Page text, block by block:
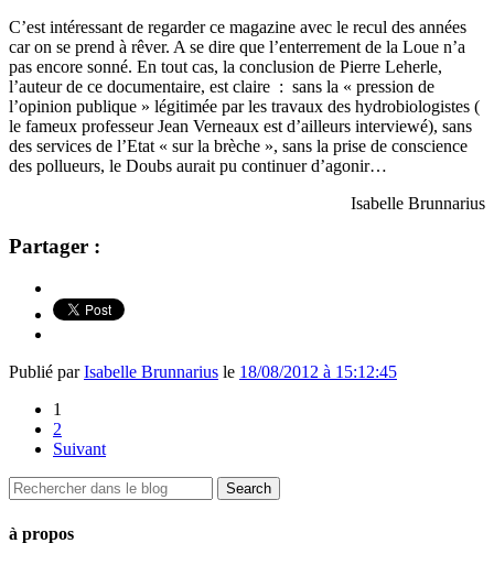
C’est intéressant de regarder ce magazine avec le recul des années
car on se prend à rêver. A se dire que l’enterrement de la Loue n’a
pas encore sonné. En tout cas, la conclusion de Pierre Leherle,
l’auteur de ce documentaire, est claire : sans la « pression de
l’opinion publique » légitimée par les travaux des hydrobiologistes (
le fameux professeur Jean Verneaux est d’ailleurs interviewé), sans
des services de l’Etat « sur la brèche », sans la prise de conscience
des pollueurs, le Doubs aurait pu continuer d’agonir…
Isabelle Brunnarius
Partager :
Publié parIsabelle Brunnarius le 18/08/2012 à 15:12:45
1
2
Suivant
à propos